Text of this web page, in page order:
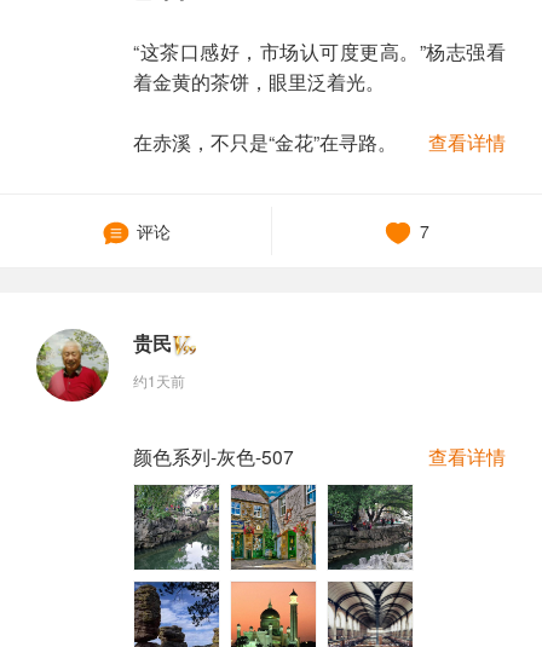
“这茶口感好，市场认可度更高。”杨志强看
着金黄的茶饼，眼里泛着光。
在赤溪，不只是“金花”在寻路。 查看详情
评论 7
贵民
约1天前
颜色系列-灰色-507 查看详情